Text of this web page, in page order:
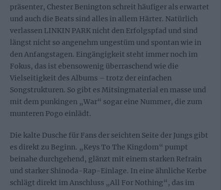
präsenter, Chester Benington schreit häufiger als erwartet
und auch die Beats sind alles in allem Härter. Natürlich
verlassen LINKIN PARK nicht den Erfolgspfad und sind
längst nicht so angenehm ungestüm und spontan wie in
den Anfangstagen. Eingängigkeit steht immer noch im
Fokus, das ist ebensowenig überraschend wie die
Vielseitigkeit des Albums – trotz der einfachen
Songstrukturen. So gibt es Mitsingmaterial en masse und
mit dem punkingen „War“ sogar eine Nummer, die zum
munteren Pogo einlädt.
Die kalte Dusche für Fans der seichten Seite der Jungs gibt
es direkt zu Beginn. „Keys To The Kingdom“ pumpt
beinahe durchgehend, glänzt mit einem starken Refrain
und starker Shinoda-Rap-Einlage. In eine ähnliche Kerbe
schlägt direkt im Anschluss „All For Nothing“, das im